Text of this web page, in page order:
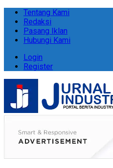
Tentang Kami
Redaksi
Pasang Iklan
Hubungi Kami
Login
Register